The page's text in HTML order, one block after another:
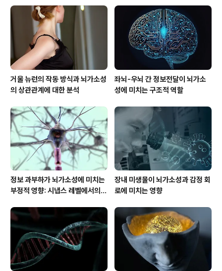
운동이 실제로 뇌에 어떤 긍정적인 변화를 일으키는지, 지
금부터 차근차근 살펴보겠습니다. 걷기 운동은 뇌에 어떤
변화를 일으킬까?뇌 성장 인자를 자극한다 사람이 꾸준히
걷기를 실천하면..
거울 뉴런의 작동 방식과 뇌가소성
의 상관관계에 대한 분석
좌뇌-우뇌 간 정보전달이 뇌가소
성에 미치는 구조적 역할
정보 과부하가 뇌가소성에 미치는
부정적 영향: 시냅스 레벨에서의
장내 미생물이 뇌가소성과 감정 회
로에 미치는 영향